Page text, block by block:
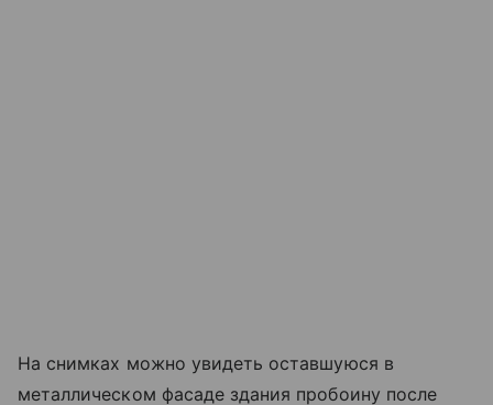
На снимках можно увидеть оставшуюся в
металлическом фасаде здания пробоину после